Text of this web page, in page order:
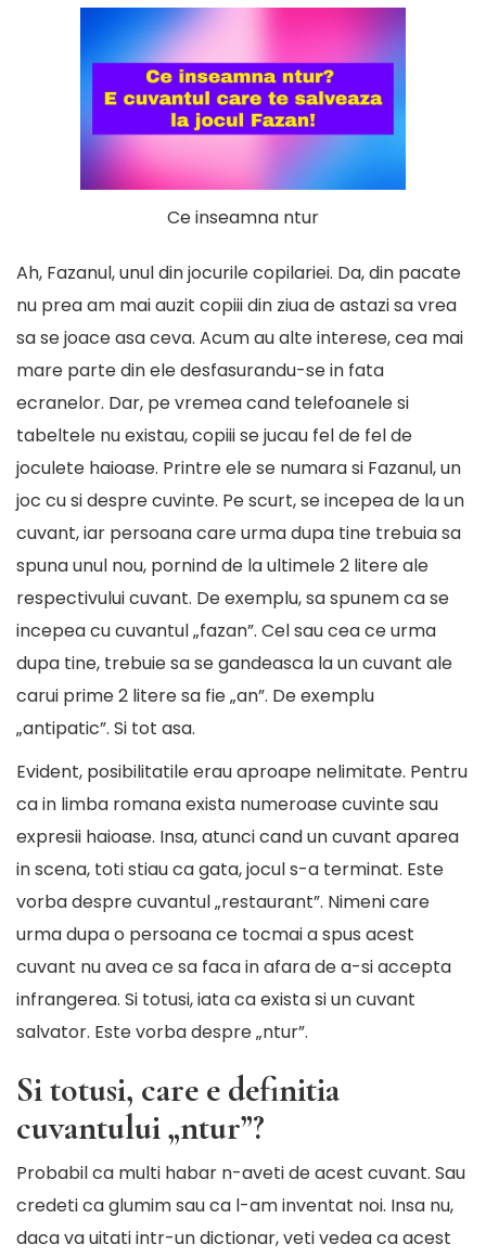
Ce inseamna ntur
Ah, Fazanul, unul din jocurile copilariei. Da, din pacate
nu prea am mai auzit copiii din ziua de astazi sa vrea
sa se joace asa ceva. Acum au alte interese, cea mai
mare parte din ele desfasurandu-se in fata
ecranelor. Dar, pe vremea cand telefoanele si
tabeltele nu existau, copiii se jucau fel de fel de
joculete haioase. Printre ele se numara si Fazanul, un
joc cu si despre cuvinte. Pe scurt, se incepea de la un
cuvant, iar persoana care urma dupa tine trebuia sa
spuna unul nou, pornind de la ultimele 2 litere ale
respectivului cuvant. De exemplu, sa spunem ca se
incepea cu cuvantul „fazan”. Cel sau cea ce urma
dupa tine, trebuie sa se gandeasca la un cuvant ale
carui prime 2 litere sa fie „an”. De exemplu
„antipatic”. Si tot asa.
Evident, posibilitatile erau aproape nelimitate. Pentru
ca in limba romana exista numeroase cuvinte sau
expresii haioase. Insa, atunci cand un cuvant aparea
in scena, toti stiau ca gata, jocul s-a terminat. Este
vorba despre cuvantul „restaurant”. Nimeni care
urma dupa o persoana ce tocmai a spus acest
cuvant nu avea ce sa faca in afara de a-si accepta
infrangerea. Si totusi, iata ca exista si un cuvant
salvator. Este vorba despre „ntur”.
Si totusi, care e definitia
cuvantului „ntur”?
Probabil ca multi habar n-aveti de acest cuvant. Sau
credeti ca glumim sau ca l-am inventat noi. Insa nu,
daca va uitati intr-un dictionar, veti vedea ca acest